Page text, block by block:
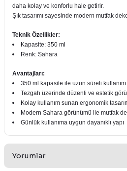
daha kolay ve konforlu hale getirir.
Şık tasarımı sayesinde modern mutfak
Teknik Özellikler:
Kapasite: 350 ml
Renk: Sahara
Avantajları:
350 ml kapasite ile uzun süreli kullanım
Tezgah üzerinde düzenli ve estetik
Kolay kullanım sunan ergonomik
Modern Sahara görünümü ile mutfak
Günlük kullanıma uygun dayanıklı yapı
Yorumlar